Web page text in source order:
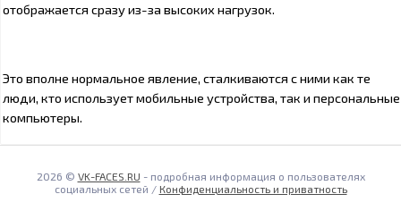
отображается сразу из-за высоких нагрузок.
Это вполне нормальное явление, сталкиваются с ними как те
люди, кто использует мобильные устройства, так и персональные
компьютеры.
2026 © VK-FACES.RU - подробная информация о пользователях
социальных сетей / Конфиденциальность и приватность